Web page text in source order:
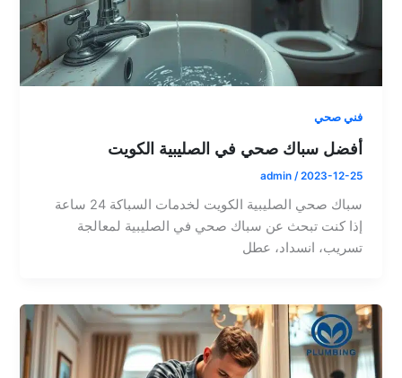
فني صحي
أفضل سباك صحي في الصليبية الكويت
admin /2023-12-25
سباك صحي الصليبية الكويت لخدمات السباكة 24 ساعة
إذا كنت تبحث عن سباك صحي في الصليبية لمعالجة
تسريب، انسداد، عطل